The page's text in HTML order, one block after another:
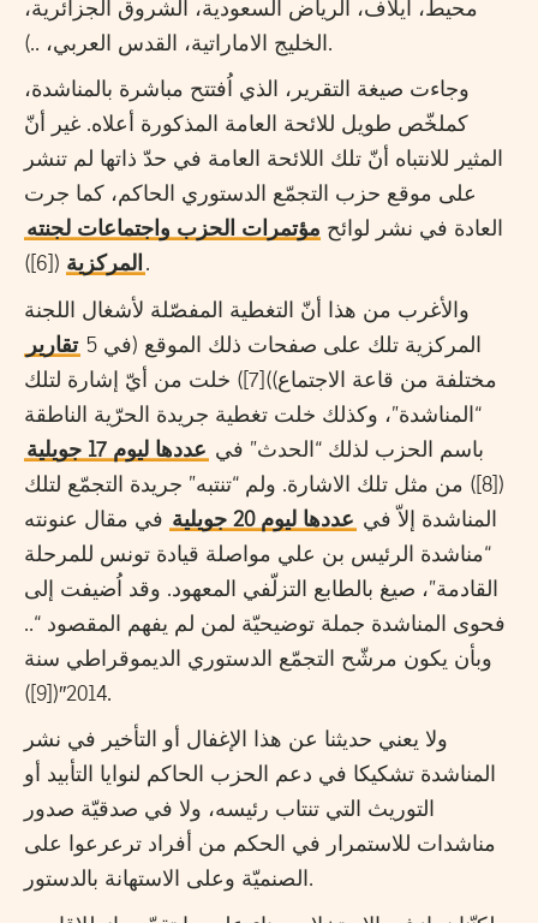
محيط، ايلاف، الرياض السعودية، الشروق الجزائرية،
الخليج الاماراتية، القدس العربي، ..).
وجاءت صيغة التقرير، الذي اُفتتح مباشرة بالمناشدة،
كملخّص طويل للائحة العامة المذكورة أعلاه. غير أنّ
المثير للانتباه أنّ تلك اللائحة العامة في حدّ ذاتها لم تنشر
على موقع حزب التجمّع الدستوري الحاكم، كما جرت
العادة في نشر لوائح مؤتمرات الحزب واجتماعات لجنته
المركزية ([6]).
والأغرب من هذا أنّ التغطية المفصّلة لأشغال اللجنة
المركزية تلك على صفحات ذلك الموقع (في 5
تقارير
مختلفة من قاعة الاجتماع))[7]) خلت من أيّ إشارة لتلك
“المناشدة”، وكذلك خلت تغطية جريدة الحرّية الناطقة
باسم الحزب لذلك “الحدث” في عددها ليوم 17 جويلية
([8]) من مثل تلك الاشارة. ولم “تنتبه” جريدة التجمّع لتلك
المناشدة إلاّ في عددها ليوم 20 جويلية
في مقال عنونته
“مناشدة الرئيس بن علي مواصلة قيادة تونس للمرحلة
القادمة”، صيغ بالطابع التزلّفي المعهود. وقد اُضيفت إلى
فحوى المناشدة جملة توضيحيّة لمن لم يفهم المقصود “..
وبأن يكون مرشّح التجمّع الدستوري الديموقراطي سنة
2014″([9]).
ولا يعني حديثنا عن هذا الإغفال أو التأخير في نشر
المناشدة تشكيكا في دعم الحزب الحاكم لنوايا التأبيد أو
التوريث التي تنتاب رئيسه، ولا في صدقيّة صدور
مناشدات للاستمرار في الحكم من أفراد ترعرعوا على
الصنميّة وعلى الاستهانة بالدستور.